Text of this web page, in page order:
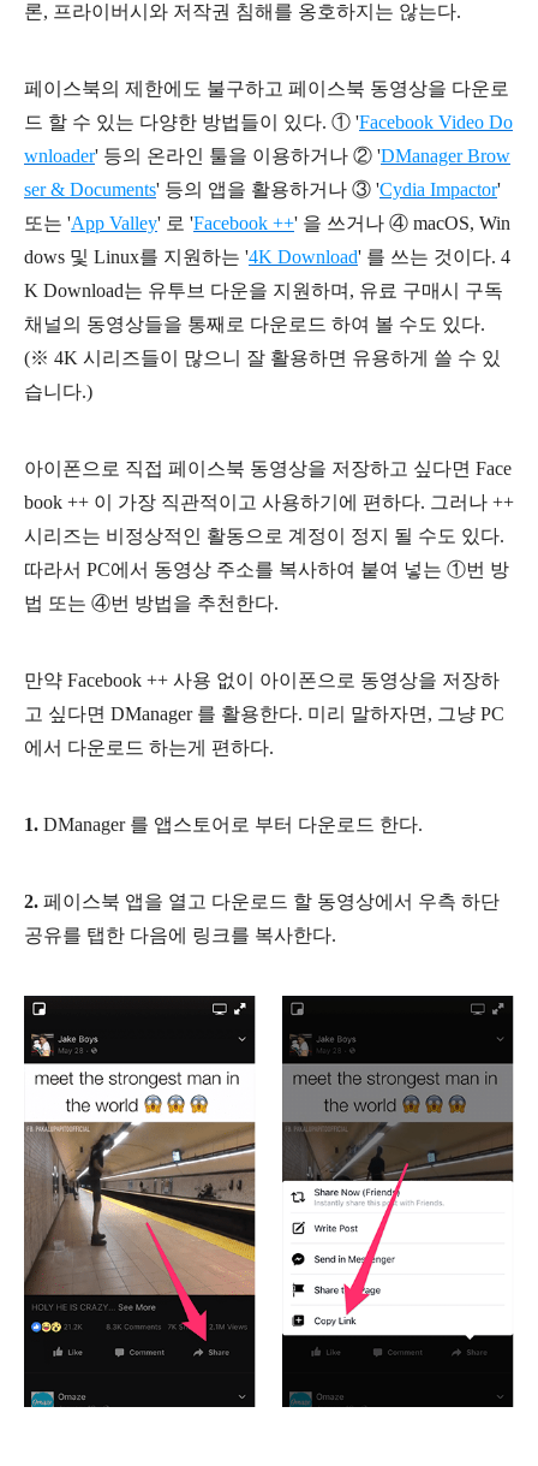
론, 프라이버시와 저작권 침해를 옹호하지는 않는다.
페이스북의 제한에도 불구하고 페이스북 동영상을 다운로
드 할 수 있는 다양한 방법들이 있다. ① 'Facebook Video Do
wnloader' 등의 온라인 툴을 이용하거나 ② 'DManager Brow
ser & Documents' 등의 앱을 활용하거나 ③ 'Cydia Impactor'
또는 'App Valley' 로 'Facebook ++' 을 쓰거나 ④ macOS, Win
dows 및 Linux를 지원하는 '4K Download' 를 쓰는 것이다. 4
K Download는 유투브 다운을 지원하며, 유료 구매시 구독
채널의 동영상들을 통째로 다운로드 하여 볼 수도 있다.
(※ 4K 시리즈들이 많으니 잘 활용하면 유용하게 쓸 수 있
습니다.)
아이폰으로 직접 페이스북 동영상을 저장하고 싶다면 Face
book ++ 이 가장 직관적이고 사용하기에 편하다. 그러나 ++
시리즈는 비정상적인 활동으로 계정이 정지 될 수도 있다.
따라서 PC에서 동영상 주소를 복사하여 붙여 넣는 ①번 방
법 또는 ④번 방법을 추천한다.
만약 Facebook ++ 사용 없이 아이폰으로 동영상을 저장하
고 싶다면 DManager 를 활용한다. 미리 말하자면, 그냥 PC
에서 다운로드 하는게 편하다.
1. DManager 를 앱스토어로 부터 다운로드 한다.
2. 페이스북 앱을 열고 다운로드 할 동영상에서 우측 하단
공유를 탭한 다음에 링크를 복사한다.